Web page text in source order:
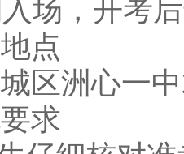
场，开考
点
区洲心一
求